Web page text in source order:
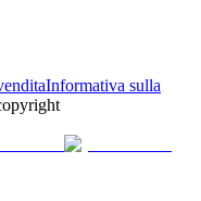
Informativa sulla